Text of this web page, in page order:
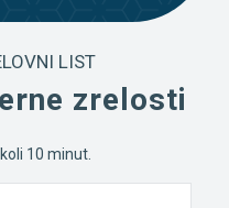
LIST
zrelosti
10 minut.